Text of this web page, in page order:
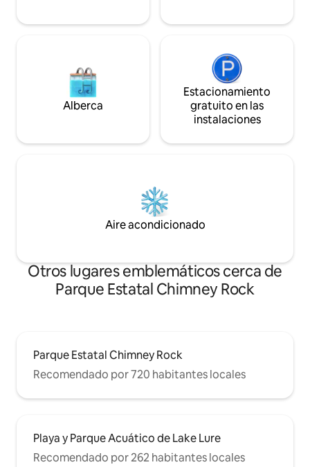
Alberca
Estacionamiento
gratuito en las
instalaciones
Aire acondicionado
Otros lugares emblemáticos cerca de
Parque Estatal Chimney Rock
Parque Estatal Chimney Rock
Recomendado por 720 habitantes locales
Playa y Parque Acuático de Lake Lure
Recomendado por 262 habitantes locales